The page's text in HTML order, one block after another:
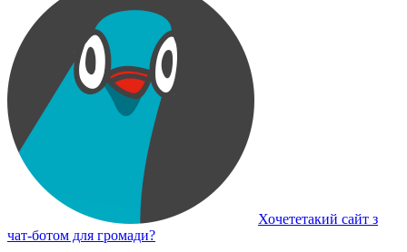
Хочететакий сайт з
чат-ботом для громади?